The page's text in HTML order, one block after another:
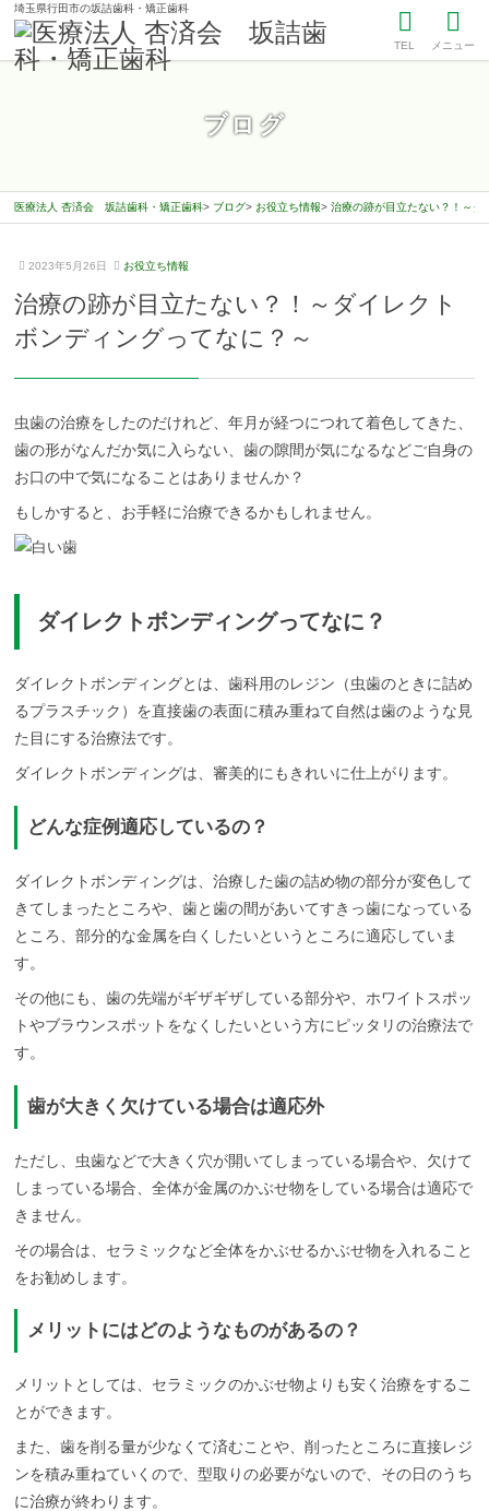
埼玉県行田市の坂詰歯科・矯正歯科
TEL メニュー
ブログ
医療法人 杏済会 坂詰歯科・矯正歯科 ブログ お役立ち情報 治療の跡が目立たない？！～
2023年5月26日 お役立ち情報
2
年
月
6
歯
医
治療の跡が目立たない？！～ダイレクト
ボンディングってなに？～
虫歯の治療をしたのだけれど、年月が経つにつれて着色してきた、
歯の形がなんだか気に入らない、歯の隙間が気になるなどご自身の
お口の中で気になることはありませんか？
もしかすると、お手軽に治療できるかもしれません。
ダイレクトボンディングってなに？
ダイレクトボンディングとは、歯科用のレジン（虫歯のときに詰め
るプラスチック）を直接歯の表面に積み重ねて自然は歯のような見
た目にする治療法です。
ダイレクトボンディングは、審美的にもきれいに仕上がります。
どんな症例適応しているの？
ダイレクトボンディングは、治療した歯の詰め物の部分が変色して
きてしまったところや、歯と歯の間があいてすきっ歯になっている
ところ、部分的な金属を白くしたいというところに適応していま
す。
その他にも、歯の先端がギザギザしている部分や、ホワイトスポッ
トやブラウンスポットをなくしたいという方にピッタリの治療法で
す。
歯が大きく欠けている場合は適応外
ただし、虫歯などで大きく穴が開いてしまっている場合や、欠けて
しまっている場合、全体が金属のかぶせ物をしている場合は適応で
きません。
その場合は、セラミックなど全体をかぶせるかぶせ物を入れること
をお勧めします。
メリットにはどのようなものがあるの？
メリットとしては、セラミックのかぶせ物よりも安く治療をするこ
とができます。
また、歯を削る量が少なくて済むことや、削ったところに直接レジ
ンを積み重ねていくので、型取りの必要がないので、その日のうち
に治療が終わります。